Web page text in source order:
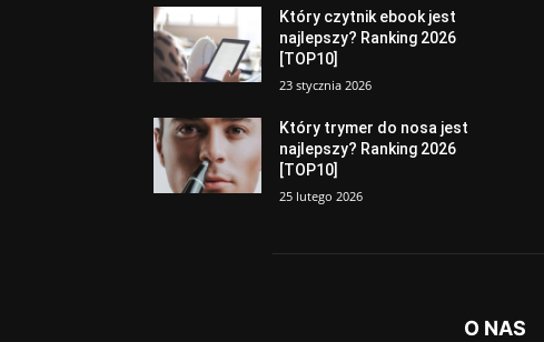
Który czytnik ebook jest
najlepszy? Ranking 2026
[TOP10]
23 stycznia 2026
Który trymer do nosa jest
najlepszy? Ranking 2026
[TOP10]
25 lutego 2026
O NAS